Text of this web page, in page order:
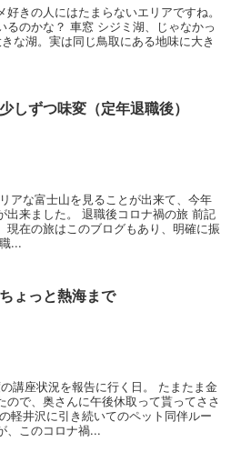
きの人にはたまらないエリアですね。
るのかな？ 車窓 シジミ湖、じゃなかっ
な湖。実は同じ鳥取にある地味に大き
少しずつ味変（定年退職後）
アな富士山を見ることが出来て、今年
出来ました。 退職後コロナ禍の旅 前記
現在の旅はこのブログもあり、明確に振
...
ちょっと熱海まで
講座状況を報告に行く日。 たまたま金
ので、奥さんに午後休取って貰ってささ
軽井沢に引き続いてのペット同伴ルー
、このコロナ禍...